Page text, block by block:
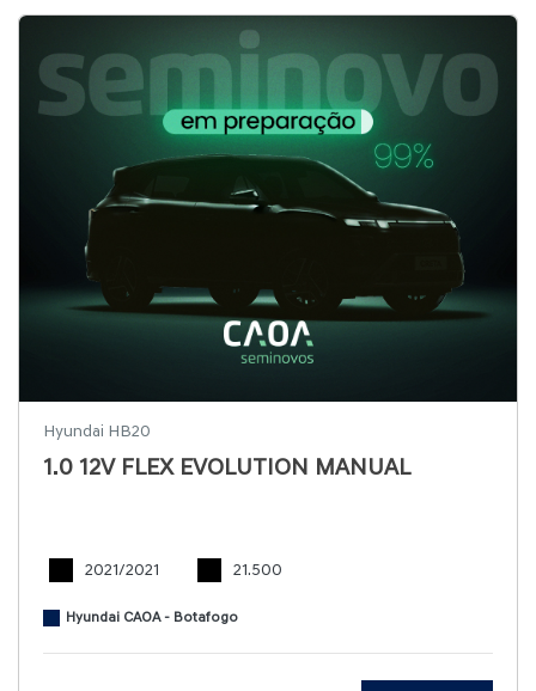
Hyundai HB20
1.0 12V FLEX EVOLUTION MANUAL
2021/2021 21.500
Hyundai CAOA - Botafogo